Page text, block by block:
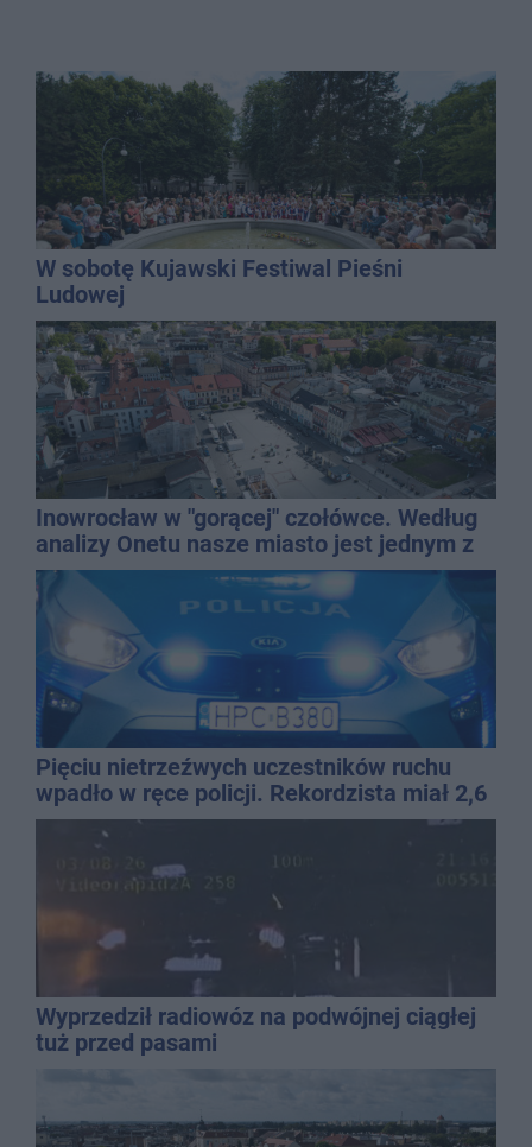
W sobotę Kujawski Festiwal Pieśni
Ludowej
Inowrocław w "gorącej" czołówce. Według
analizy Onetu nasze miasto jest jednym z
najbardziej narażonych na upały
Pięciu nietrzeźwych uczestników ruchu
wpadło w ręce policji. Rekordzista miał 2,6
promila
Wyprzedził radiowóz na podwójnej ciągłej
tuż przed pasami